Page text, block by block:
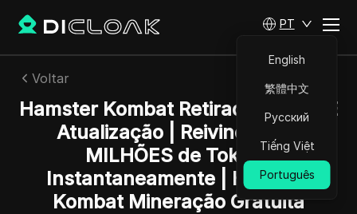
PT
English
繁體中文
Русский
Tiếng Việt
Português
Voltar
Hamster Kombat Retirada GRANDE
Atualização | Reivindique 5
MILHÕES de Tokens
Instantaneamente | Hamster
Kombat Mineração Gratuita